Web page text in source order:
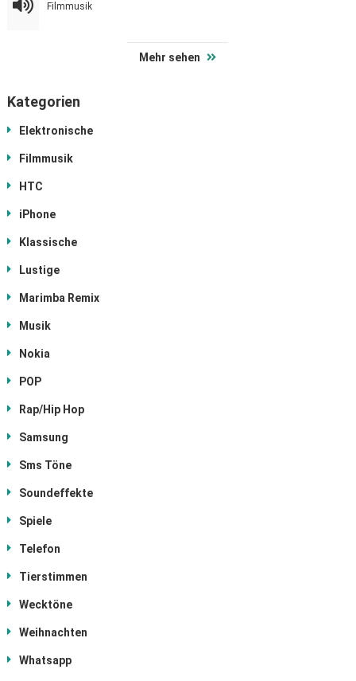
Filmmusik
Mehr sehen
Kategorien
Elektronische
Filmmusik
HTC
iPhone
Klassische
Lustige
Marimba Remix
Musik
Nokia
POP
Rap/Hip Hop
Samsung
Sms Töne
Soundeffekte
Spiele
Telefon
Tierstimmen
Wecktöne
Weihnachten
Whatsapp